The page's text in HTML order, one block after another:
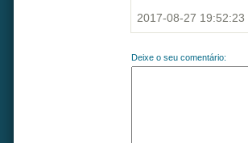
2017-08-27 19:52:23
Deixe o seu comentário: